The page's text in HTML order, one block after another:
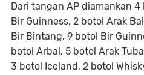
Dari tangan AP diamankan
Bir Guinness, 2 botol Arak
Bir Bintang, 9 botol Bir
botol Arbal, 5 botol Arak
3 botol Iceland, 2 botol